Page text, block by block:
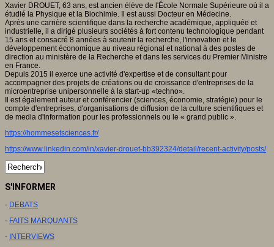
Xavier DROUET, 63 ans, est ancien élève de l'École Normale Supérieure où il a
étudié la Physique et la Biochimie. Il est aussi Docteur en Médecine.
Après une carrière scientifique dans la recherche académique, appliquée et
industrielle, il a dirigé plusieurs sociétés à fort contenu technologique pendant
15 ans et consacré 8 années à soutenir la recherche, l'innovation et le
développement économique au niveau régional et national à des postes de
direction au ministère de la Recherche et dans les services du Premier Ministre
en France.
Depuis 2015 il exerce une activité d'expertise et de consultant pour
accompagner des projets de créations ou de croissance d'entreprises de la
microentreprise unipersonnelle à la start-up «techno».
Il est également auteur et conférencier (sciences, économie, stratégie) pour le
compte d'entreprises, d'organisations de diffusion de la culture scientifiques et
de media d'information pour les professionnels ou le « grand public ».
https://hommesetsciences.fr/
https://www.linkedin.com/in/xavier-drouet-bb392324/detail/recent-activity/posts/
S'INFORMER
- DEBATS
- FAITS MARQUANTS
- INTERVIEWS